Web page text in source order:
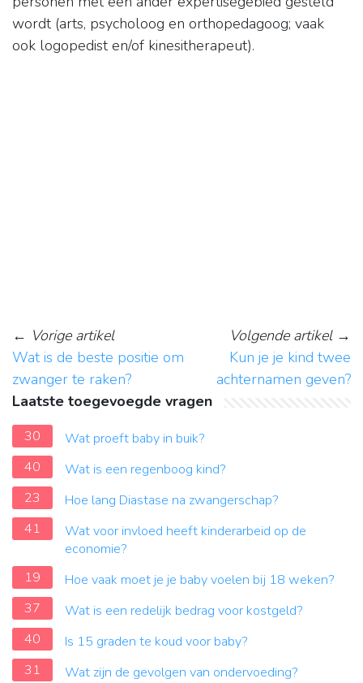
wordt (arts, psycholoog en orthopedagoog; vaak
ook logopedist en/of kinesitherapeut).
← Vorige artikel
Wat is de beste positie om
zwanger te raken?
Volgende artikel→
Kun je je kind twee
achternamen geven?
Laatste toegevoegde vragen
30
Wat proeft baby in buik?
40
Wat is een regenboog kind?
23
Hoe lang Diastase na zwangerschap?
41
Wat voor invloed heeft kinderarbeid op de
economie?
19
Hoe vaak moet je je baby voelen bij 18 weken?
37
Wat is een redelijk bedrag voor kostgeld?
40
Is 15 graden te koud voor baby?
31
Wat zijn de gevolgen van ondervoeding?